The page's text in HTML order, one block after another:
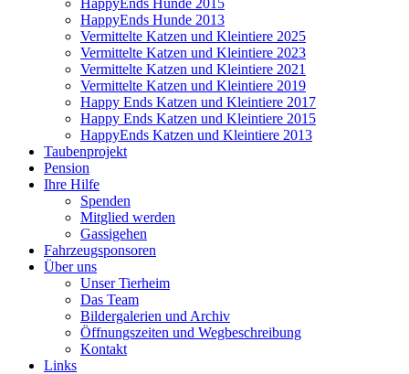
HappyEnds Hunde 2015
HappyEnds Hunde 2013
Vermittelte Katzen und Kleintiere 2025
Vermittelte Katzen und Kleintiere 2023
Vermittelte Katzen und Kleintiere 2021
Vermittelte Katzen und Kleintiere 2019
Happy Ends Katzen und Kleintiere 2017
Happy Ends Katzen und Kleintiere 2015
HappyEnds Katzen und Kleintiere 2013
Taubenprojekt
Pension
Ihre Hilfe
Spenden
Mitglied werden
Gassigehen
Fahrzeugsponsoren
Über uns
Unser Tierheim
Das Team
Bildergalerien und Archiv
Öffnungszeiten und Wegbeschreibung
Kontakt
Links